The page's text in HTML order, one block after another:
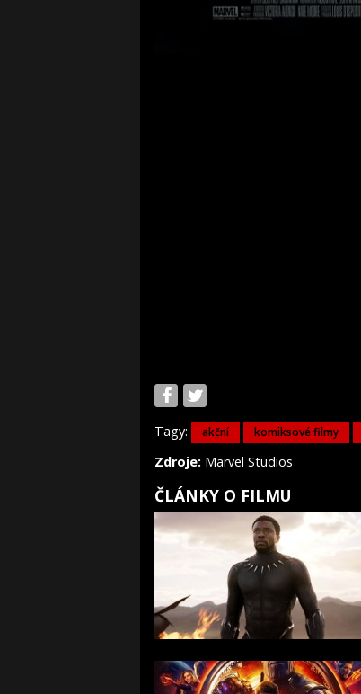
Tagy: akční komiksové filmy
Zdroje: Marvel Studios
ČLÁNKY O FILMU